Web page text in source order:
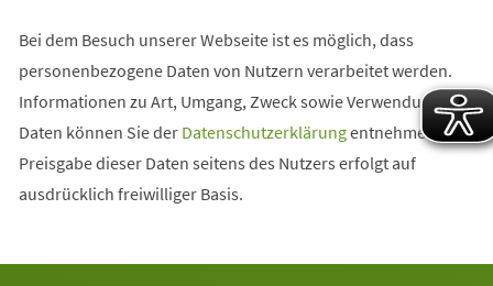
Bei dem Besuch unserer Webseite ist es möglich, dass
personenbezogene Daten von Nutzern verarbeitet werden.
Informationen zu Art, Umgang, Zweck sowie Verwendung der
Daten können Sie der Datenschutzerklärungentnehmen. Die
Preisgabe dieser Daten seitens des Nutzers erfolgt auf
ausdrücklich freiwilliger Basis.